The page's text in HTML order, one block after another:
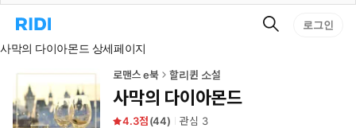
리
홈
로
동
검
로그인
사막의 다이아몬드 상세페이지
로맨스 e북 할리퀸 소설
사막의 다이아몬드
4.3 (44) 관심 3